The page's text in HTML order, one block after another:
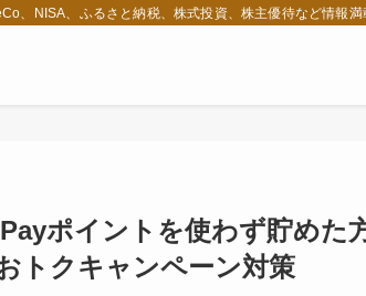
、NISA、ふるさと納税、株式投資、株主優待など情報満
ポイントを使わず貯めた
トクキャンペーン対策